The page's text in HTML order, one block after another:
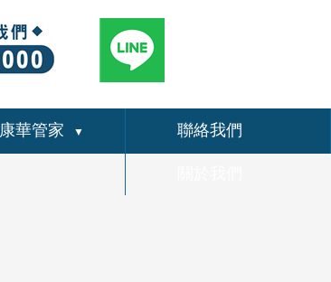
康華管家 ▼ 聯絡我們